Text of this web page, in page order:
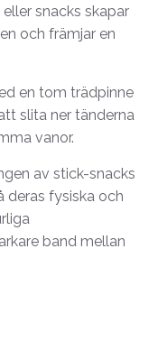
snacks skapar
och främjar en
en tom trädpinne
slita ner tänderna
vanor.
av stick-snacks
deras fysiska och
band mellan